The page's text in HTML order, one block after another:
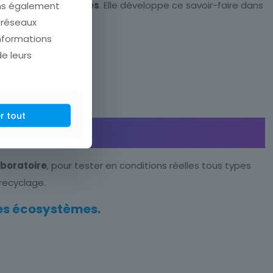
des eaux grises. Elle développe ce savoir-faire dans
, pour tester en conditions réelles tous types
écosystèmes.
également
leurs
tout